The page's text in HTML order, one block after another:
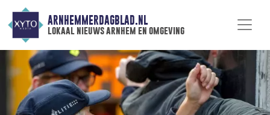
ARNHEMMERDAGBLAD.NL
lokaal nieuws arnhem en omgeving